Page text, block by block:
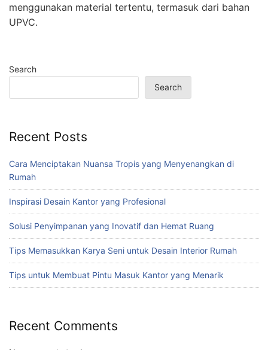
menggunakan material tertentu, termasuk dari bahan
UPVC.
Search
Search
Recent Posts
Cara Menciptakan Nuansa Tropis yang Menyenangkan di
Rumah
Inspirasi Desain Kantor yang Profesional
Solusi Penyimpanan yang Inovatif dan Hemat Ruang
Tips Memasukkan Karya Seni untuk Desain Interior Rumah
Tips untuk Membuat Pintu Masuk Kantor yang Menarik
Recent Comments